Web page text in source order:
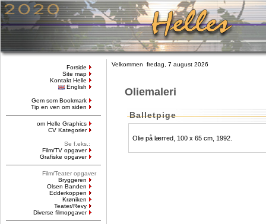
Forside
Site map
Kontakt Helle
English
Gem som Bookmark
Tip en ven om siden
om Helle Graphics
CV Kategorier
Se f.eks.:
Film/TV opgaver
Grafiske opgaver
Film/Teater opgaver
Bryggeren
Olsen Banden
Edderkoppen
Krøniken
Teater/Revy
Diverse filmopgaver
Velkommen fredag, 7 august 2026
Oliemaleri
Balletpige
Olie på lærred, 100 x 65 cm, 1992.